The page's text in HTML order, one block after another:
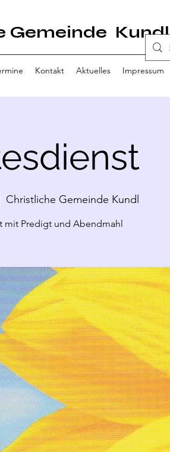
Gemeinde Kundl
Kontakt Aktuelles Impressum
Christliche Gemeinde Kundl
mit Predigt und Abendmahl